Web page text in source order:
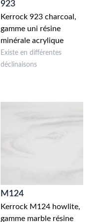
923
Kerrock 923 charcoal,
gamme uni résine
minérale acrylique
Existe en différentes
déclinaisons
M124
Kerrock M124 howlite,
gamme marble résine